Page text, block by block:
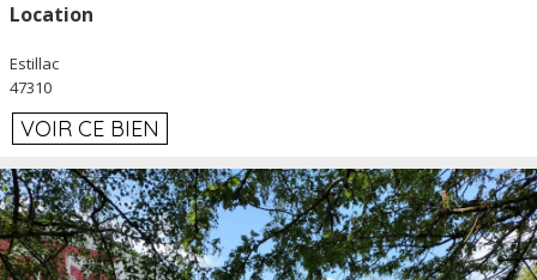
Location
Estillac
47310
VOIR CE BIEN